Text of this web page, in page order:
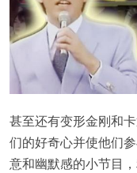
甚至还有变形金刚和
们的好奇心并使他们
意和幽默感的小节目